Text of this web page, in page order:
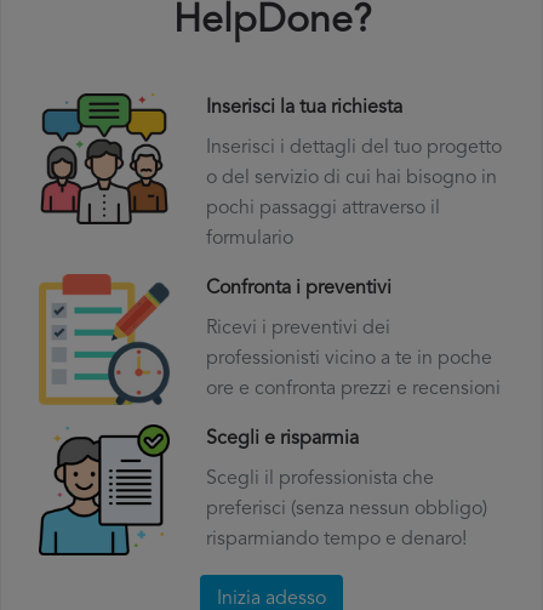
HelpDone?
Inserisci la tua richiesta
Inserisci i dettagli del tuo progetto
o del servizio di cui hai bisogno in
pochi passaggi attraverso il
formulario
Confronta i preventivi
Ricevi i preventivi dei
professionisti vicino a te in poche
ore e confronta prezzi e recensioni
Scegli e risparmia
Scegli il professionista che
preferisci (senza nessun obbligo)
risparmiando tempo e denaro!
Inizia adesso